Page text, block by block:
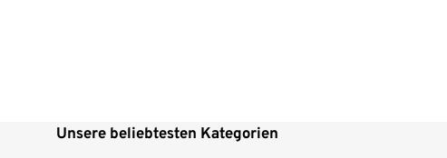
Unsere beliebtesten Kategorien